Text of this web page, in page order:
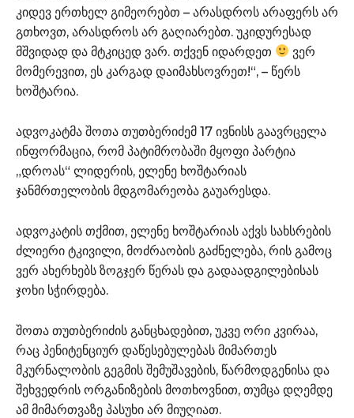
კიდევ ერთხელ გიმეორებთ – არასდროს არაფერს არ
გთხოვთ, არასდროს არ გაღიარებთ. უკიდურესად
მშვიდად და მტკიცედ ვარ. თქვენ იდარდეთ
ვერ
მომერევით, ეს კარგად დაიმახსოვრეთ!“, – წერს
ხოშტარია.
ადვოკატმა შოთა თუთბერიძემ 17 ივნისს გაავრცელა
ინფორმაცია, რომ პატიმრობაში მყოფი პარტია
„დროას“ ლიდერის, ელენე ხოშტარიას
ჯანმრთელობის მდგომარეობა გაუარესდა.
ადვოკატის თქმით, ელენე ხოშტარიას აქვს სახსრების
ძლიერი ტკივილი, მოძრაობის გაძნელება, რის გამოც
ვერ ახერხებს ზოგჯერ წერას და გადაადგილებისას
ჯოხი სჭირდება.
შოთა თუთბერიძის განცხადებით, უკვე ორი კვირაა,
რაც პენიტენციურ დაწესებულებას მიმართეს
მკურნალობის გეგმის შემუშავების, წარმოდგენისა და
შეხვედრის ორგანიზების მოთხოვნით, თუმცა დღემდე
ამ მიმართვაზე პასუხი არ მიუღიათ.